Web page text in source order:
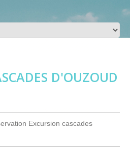
D'OUZOUD
Excursion cascades